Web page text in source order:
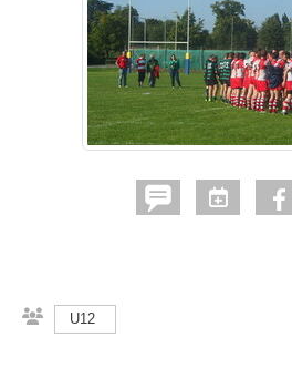
U12